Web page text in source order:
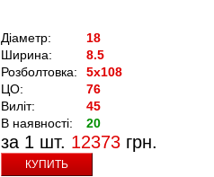
Діаметр:
18
Ширина:
8.5
Розболтовка:
5x108
ЦО:
76
Виліт:
45
В наявності:
20
за 1 шт. 12373 грн.
КУПИТЬ